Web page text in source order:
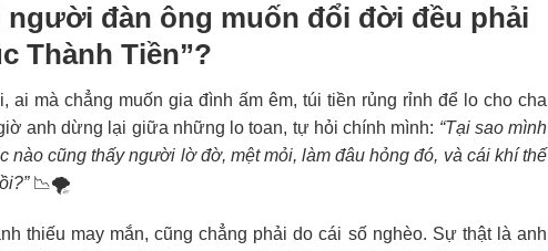
người đàn ông muốn đổi đời đều phải
Thành Tiền”?
ai mà chẳng muốn gia đình ấm êm, túi tiền rủng rỉnh để lo cho cha
anh dừng lại giữa những lo toan, tự hỏi chính mình: “Tại sao mình
nào cũng thấy người lờ đờ, mệt mỏi, làm đâu hỏng đó, và cái khí thế
📉🌪️
thiếu may mắn, cũng chẳng phải do cái số nghèo. Sự thật là anh